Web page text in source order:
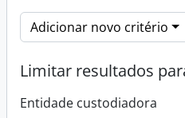
Adicionar novo critério
Limitar resultados
Entidade custodiadora